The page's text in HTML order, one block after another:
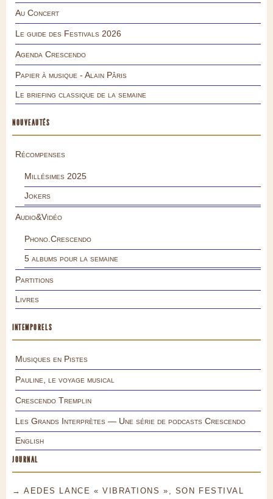
Au Concert
Le guide des Festivals 2026
Agenda Crescendo
Papier à musique - Alain Pâris
Le briefing classique de la semaine
NOUVEAUTÉS
Récompenses
Millésimes 2025
Jokers
Audio&Vidéo
Phono.Crescendo
5 albums pour la semaine
Partitions
Livres
INTEMPORELS
Musiques en Pistes
Pauline, le voyage musical
Crescendo Tremplin
Les Grands Interprètes — Une série de podcasts Crescendo
English
JOURNAL
→ AEDES LANCE « VIBRATIONS », SON FESTIVAL